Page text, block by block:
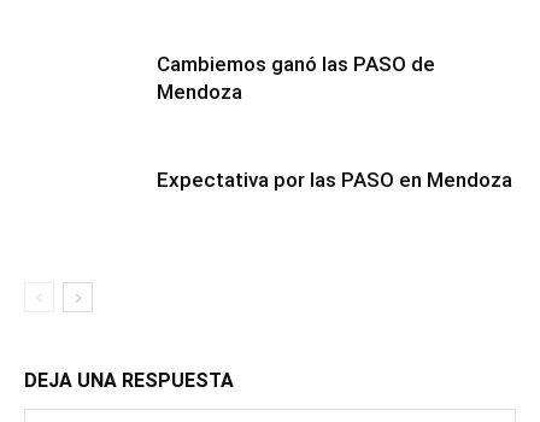
Cambiemos ganó las PASO de
Mendoza
Expectativa por las PASO en Mendoza
DEJA UNA RESPUESTA